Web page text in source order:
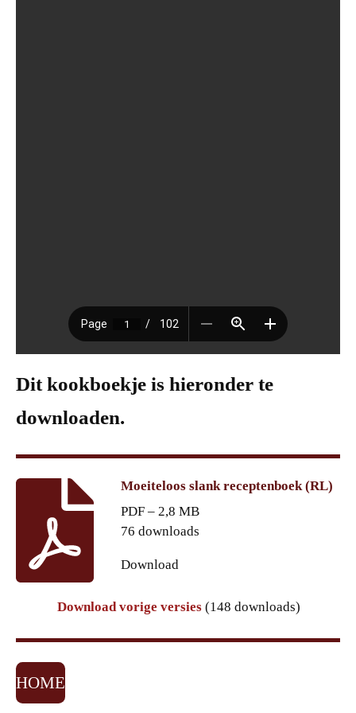
Dit kookboekje is hieronder te
downloaden.
Moeiteloos slank receptenboek (RL)
PDF – 2,8 MB
76 downloads
Download
Download vorige versies (148 downloads)
HOME